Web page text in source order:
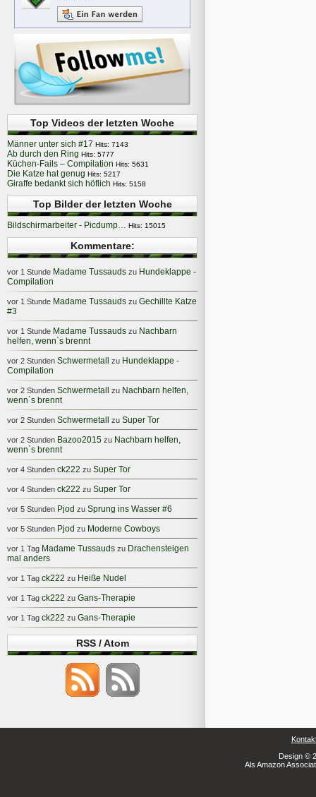
Top Videos der letzten Woche
Männer unter sich #17 Hits: 7143
Ab durch den Ring Hits: 5777
Küchen-Fails – Compilation Hits: 5631
Die Katze hat genug Hits: 5217
Giraffe bedankt sich höflich Hits: 5158
Top Bilder der letzten Woche
Bildschirmarbeiter - Picdump… Hits: 15015
Kommentare:
vor 1 Stunde Madame Tussauds zu Hundeklappe -
Compilation
vor 1 Stunde Madame Tussauds zu Gechillte Katze
#3
vor 1 Stunde Madame Tussauds zu Nachbarn
helfen, wenn`s brennt
vor 2 Stunden Schwermetall zu Hundeklappe -
Compilation
vor 2 Stunden Schwermetall zu Nachbarn helfen,
wenn`s brennt
vor 2 Stunden Schwermetall zu Super Tor
vor 2 Stunden Bazoo2015 zu Nachbarn helfen,
wenn`s brennt
vor 4 Stunden ck222 zu Super Tor
vor 4 Stunden ck222 zu Super Tor
vor 5 Stunden Pjod zu Sprung ins Wasser #6
vor 5 Stunden Pjod zu Moderne Cowboys
vor 1 Tag Madame Tussauds zu Drachensteigen
mal anders
vor 1 Tag ck222 zu Heiße Nudel
vor 1 Tag ck222 zu Gans-Therapie
vor 1 Tag ck222 zu Gans-Therapie
RSS / Atom
Design ©
Als Amazon